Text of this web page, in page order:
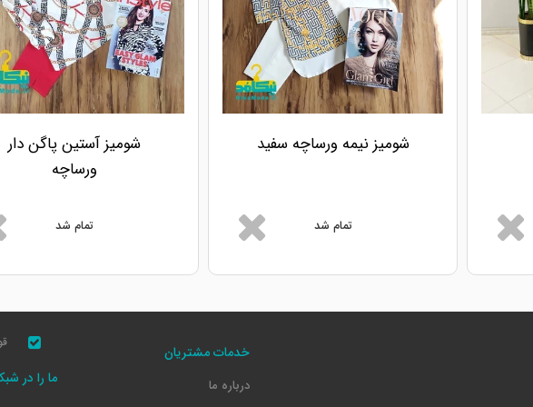
شومیز نیمه ورساچه سفید
تمام شد
شومیز آستین پاگن دار
ورساچه
تمام شد
خدمات مشتریان
درباره ما
ما را در